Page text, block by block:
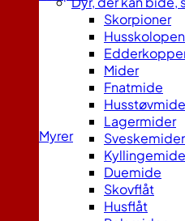
Myrer
Skorpioner
Mider
Fnatmide
Lagermider
Kyllingemide
Duemide
Skovflåt
Husflåt